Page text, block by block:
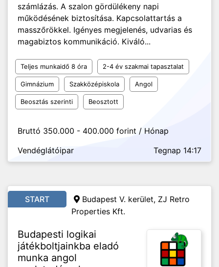
számlázás. A szalon gördülékeny napi
működésének biztosítása. Kapcsolattartás a
masszőrökkel. Igényes megjelenés, udvarias és
magabiztos kommunikáció. Kiváló...
Teljes munkaidő 8 óra 2-4 év szakmai tapasztalat
Gimnázium Szakközépiskola Angol
Beosztás szerinti Beosztott
Bruttó 350.000 - 400.000 forint / Hónap
Vendéglátóipar
Tegnap 14:17
START
Budapest V. kerület, ZJ Retro
Properties Kft.
Budapesti logikai
játékboltjainkba eladó
munka angol